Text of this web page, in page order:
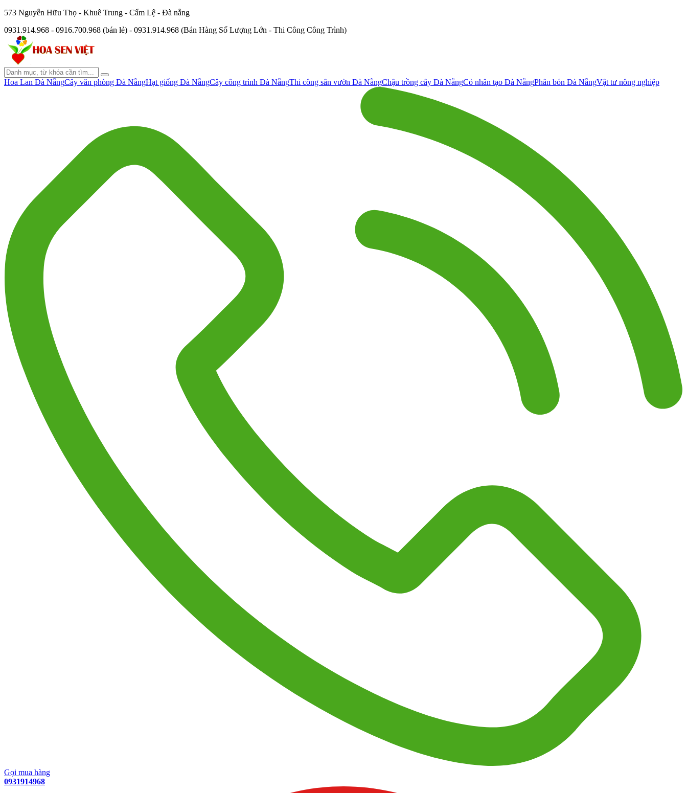
573 Nguyễn Hữu Thọ - Khuê Trung - Cẩm Lệ - Đà nẵng
0931.914.968 - 0916.700.968 (bán lẻ) - 0931.914.968 (Bán Hàng Số Lượng Lớn - Thi Công Công Trình)
Hoa Lan Đà NẵngCây văn phòng Đà NẵngHạt giống Đà NẵngCây công trình Đà NẵngThi công sân vườn Đà NẵngChậu trồng cây Đà NẵngCỏ nhân tạo Đà NẵngPhân bón Đà NẵngVật tư nông nghiệp
Gọi mua hàng
0931914968